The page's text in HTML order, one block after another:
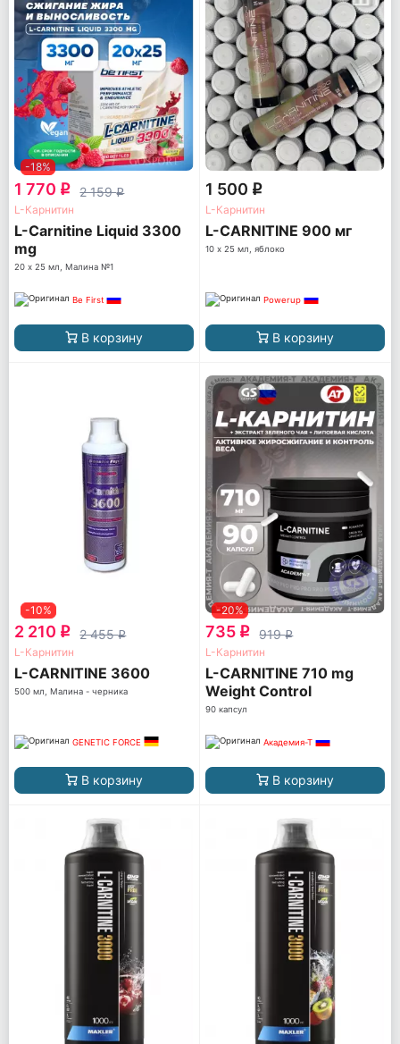
-18%
1 770 q 2 159q
L-Карнитин
L-Carnitine Liquid 3300
mg
20 х 25 мл, Малина №1
Be First
В корзину
1 500 q
L-Карнитин
L-CARNITINE 900 мг
10 х 25 мл, яблоко
Powerup
В корзину
-10%
2 210 q 2 455q
L-Карнитин
L-CARNITINE 3600
500 мл, Малина - черника
GENETIC FORCE
В корзину
-20%
735 q 919q
L-Карнитин
L-CARNITINE 710 mg
Weight Control
90 капсул
Академия-Т
В корзину